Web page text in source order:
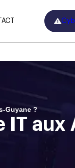
Guyane ?
IT aux